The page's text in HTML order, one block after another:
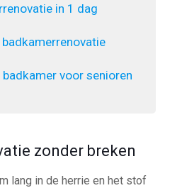
in 1 dag
badkamer voor senioren
zonder breken
lang in de herrie en het stof